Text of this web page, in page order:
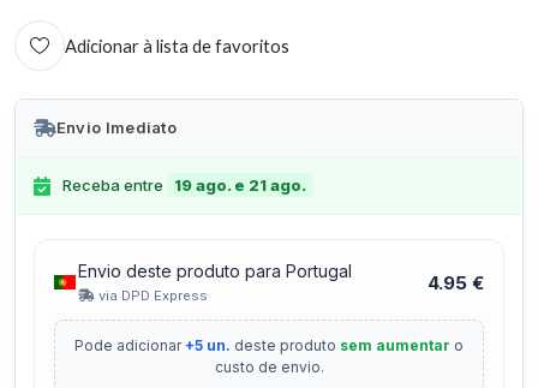
Adicionar à lista de favoritos
Envio Imediato
Receba entre 19 ago. e 21 ago.
Envio deste produto para Portugal
via DPD Express
4.95 €
Pode adicionar+5 un. deste produto sem aumentar o
custo de envio.